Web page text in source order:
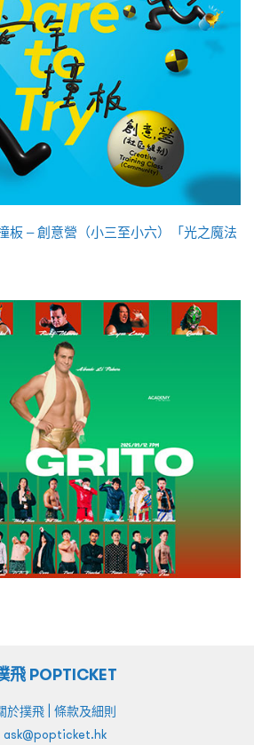
板 – 創意營（小三至小六）「光之魔法
飛 POPTICKET
於撲飛| 條款及細則
ask@popticket.hk